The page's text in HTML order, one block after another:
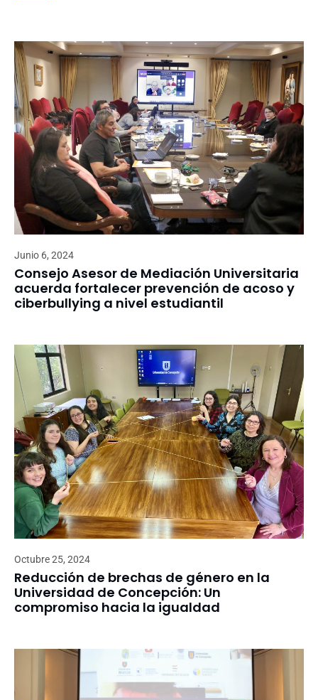
Junio 6, 2024
Consejo Asesor de Mediación Universitaria
acuerda fortalecer prevención de acoso y
ciberbullying a nivel estudiantil
Octubre 25, 2024
Reducción de brechas de género en la
Universidad de Concepción: Un
compromiso hacia la igualdad